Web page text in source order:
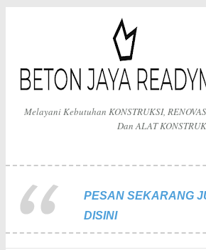
Melayani Kebutuhan KONSTRUKSI,
Dan ALAT
PESAN SEKARANG
DISINI